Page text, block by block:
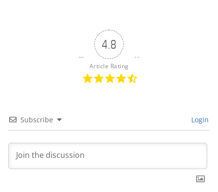
4.8
Article Rating
Subscribe Login